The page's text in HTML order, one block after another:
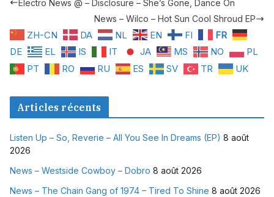
Electro News @ – Disclosure – She’s Gone, Dance On
News – Wilco – Hot Sun Cool Shroud EP
ZH-CN DA NL EN FI
FR
DE
EL IS IT JA MS NO
PL
PT
RO RU ES SV TR UK
Articles récents
Listen Up – So, Reverie – All You See In Dreams (EP) 8 août
2026
News – Westside Cowboy – Dobro 8 août 2026
News – The Chain Gang of 1974 – Tired To Shine 8 août 2026